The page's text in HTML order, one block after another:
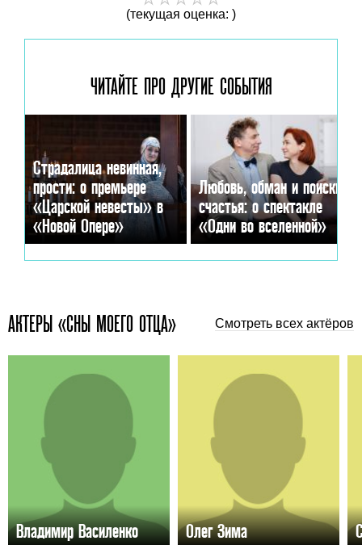
(текущая оценка: )
ЧИТАЙТЕ ПРО ДРУГИЕ СОБЫТИЯ
Страдалица невинная,
прости: о премьере
«Царской невесты» в
«Новой Опере»
Любовь, обман и поиски
счастья: о спектакле
«Одни во вселенной»
АКТЕРЫ «СНЫ МОЕГО ОТЦА» Смотреть всех актёров
Владимир Василенко Олег Зима